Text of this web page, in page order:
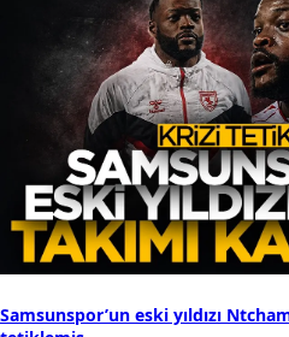
Samsunspor’un eski yıldızı